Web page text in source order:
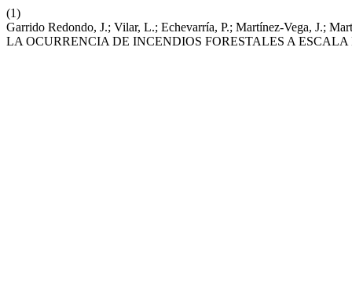
(1)
Garrido Redondo, J.; Vilar, L.; Echevarría, P.; Martínez-Vega, J.;
LA OCURRENCIA DE INCENDIOS FORESTALES A